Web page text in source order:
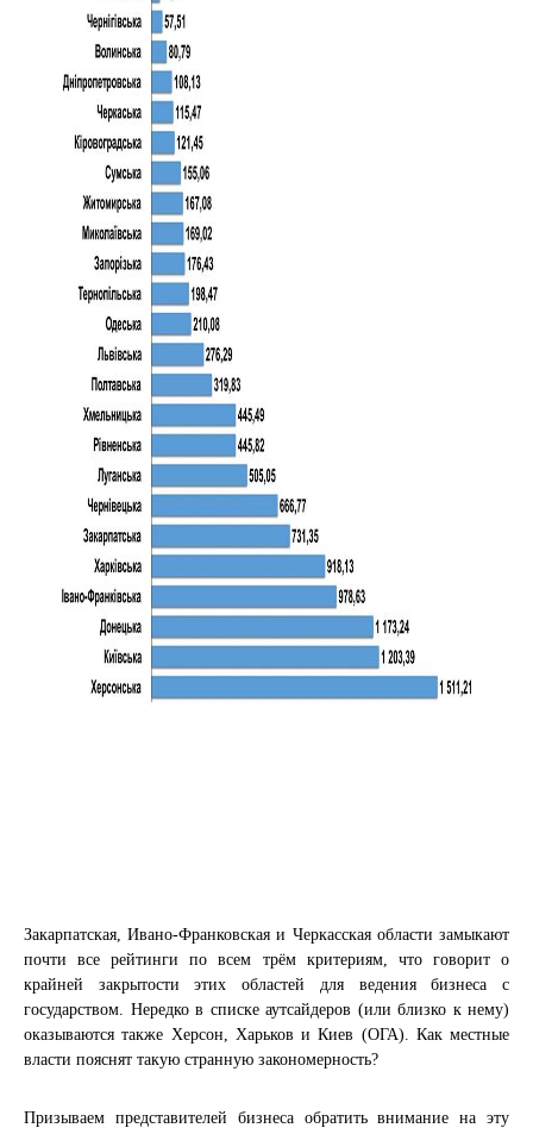
Закарпатская, Ивано-Франковская и Черкасская области замыкают
почти все рейтинги по всем трём критериям, что говорит о
крайней закрытости этих областей для ведения бизнеса с
государством. Нередко в списке аутсайдеров (или близко к нему)
оказываются также Херсон, Харьков и Киев (ОГА). Как местные
власти пояснят такую странную закономерность?
Призываем представителей бизнеса обратить внимание на эту